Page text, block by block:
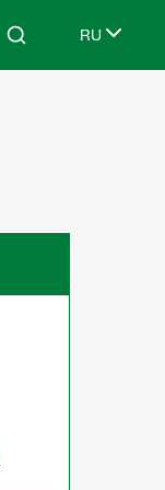
Search RU
Select